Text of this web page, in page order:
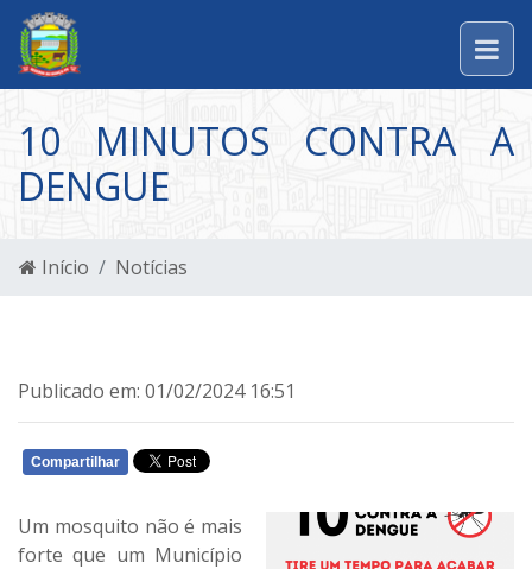
10 MINUTOS CONTRA A
DENGUE
Início Notícias
Publicado em: 01/02/2024 16:51
Compartilhar
Um mosquito não é mais
forte que um Município